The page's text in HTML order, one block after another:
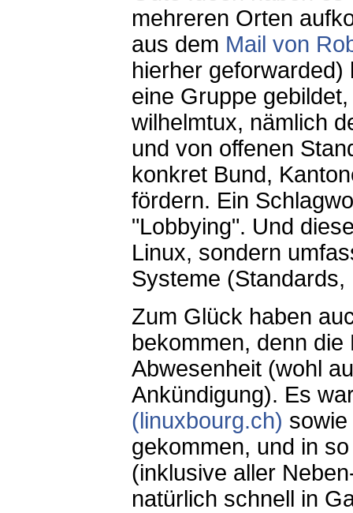
mehreren Orten
aus dem Mail von
hierher
eine Gruppe
wilhelmtux, nämlich
und von offenen
konkret Bund,
fördern. Ein
"Lobbying". Und
Linux, sondern
Systeme
Zum Glück haben
bekommen, denn
Abwesenheit (wohl
Ankündigung). Es
(linuxbourg.ch)
gekommen, und in
(inklusive aller
natürlich schnell in